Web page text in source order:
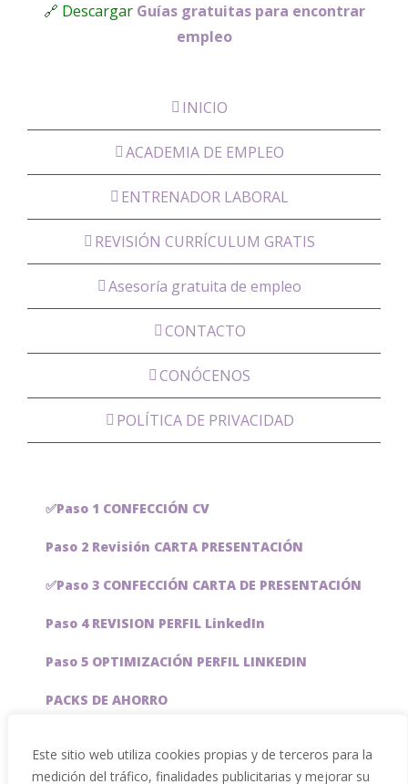
Este sitio web utiliza cookies propias y de terceros para la
medición del tráfico, finalidades publicitarias y mejorar su
🔗 Descargar Guías gratuitas para encontrar
empleo
INICIO
ACADEMIA DE EMPLEO
ENTRENADOR LABORAL
REVISIÓN CURRÍCULUM GRATIS
Asesoría gratuita de empleo
CONTACTO
CONÓCENOS
POLÍTICA DE PRIVACIDAD
✅Paso 1 CONFECCIÓN CV
Paso 2 Revisión CARTA PRESENTACIÓN
✅Paso 3 CONFECCIÓN CARTA DE PRESENTACIÓN
Paso 4 REVISION PERFIL LinkedIn
Paso 5 OPTIMIZACIÓN PERFIL LINKEDIN
PACKS DE AHORRO
Servicios especiales